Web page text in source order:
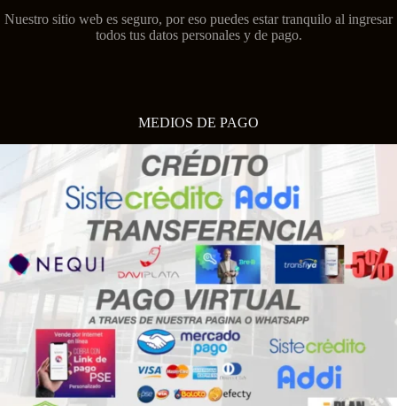
Nuestro sitio web es seguro, por eso puedes estar tranquilo al ingresar
todos tus datos personales y de pago.
MEDIOS DE PAGO